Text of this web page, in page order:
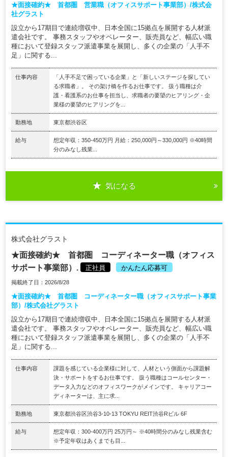
★面接確約★ 首都圏 営業職（オフィスサポート事業部）/株式会
社グラスト
設立から17期目で連続増収中、日本全国に15拠点を展開する人材派
遣会社です。 事務スタッフやオペレーター、販売員など、幅広い職
種において登録スタッフ派遣事業を展開し、多くの企業の「人手不
足」に関する...
仕事内容
「人手不足で困っている企業」と「新しいステージを探してい
る求職者」。 その架け橋を作るお仕事です。 扱う職種は介
護・看護系のお仕事を担当し、求職者の要望のヒアリング・企
業様の要望のヒアリングを...
勤務地 東京都渋谷区
給与
想定年収：350-450万円 月給：250,000円～330,000円 ※40時間
分のみなし残業...
気になる
株式会社グラスト
★面接確約★ 首都圏 コーディネーター職（オフィス
サポート事業部）.
正社員 かんたん応募可
掲載終了日：2026/8/28
★面接確約★ 首都圏 コーディネーター職（オフィスサポート事業
部）/株式会社グラスト
設立から17期目で連続増収中、日本全国に15拠点を展開する人材派
遣会社です。 事務スタッフやオペレーター、販売員など、幅広い職
種において登録スタッフ派遣事業を展開し、多くの企業の「人手不
足」に関する...
仕事内容
課題を感じている企業様に対して、人材という側面から課題解
決・サポートをするお仕事です。 扱う職種はコールセンター・
データ入力などのオフィスワークがメインです。 キャリアコー
ディネーターは、主に求...
勤務地 東京都渋谷区渋谷3-10-13 TOKYU REIT渋谷Rビル 6F
給与
想定年収：300-400万円 25万円～ ※40時間分のみなし残業含む
※予定年収はあくまでも目...